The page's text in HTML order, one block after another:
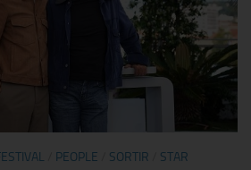
PEOPLE SORTIR
STAR